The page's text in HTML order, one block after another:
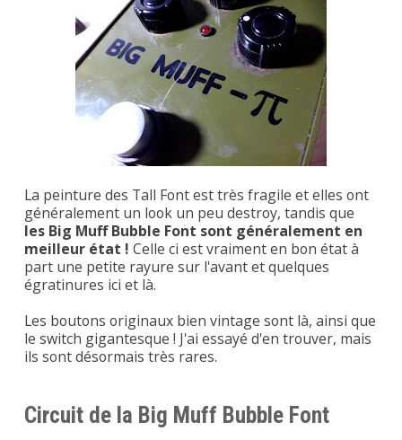
La peinture des Tall Font est très fragile et elles ont
généralement un look un peu destroy, tandis que
les Big Muff Bubble Font sont généralement en
meilleur état ! Celle ci est vraiment en bon état à
part une petite rayure sur l'avant et quelques
égratinures ici et là.
Les boutons originaux bien vintage sont là, ainsi que
le switch gigantesque ! J'ai essayé d'en trouver, mais
ils sont désormais très rares.
Circuit de la Big Muff Bubble Font